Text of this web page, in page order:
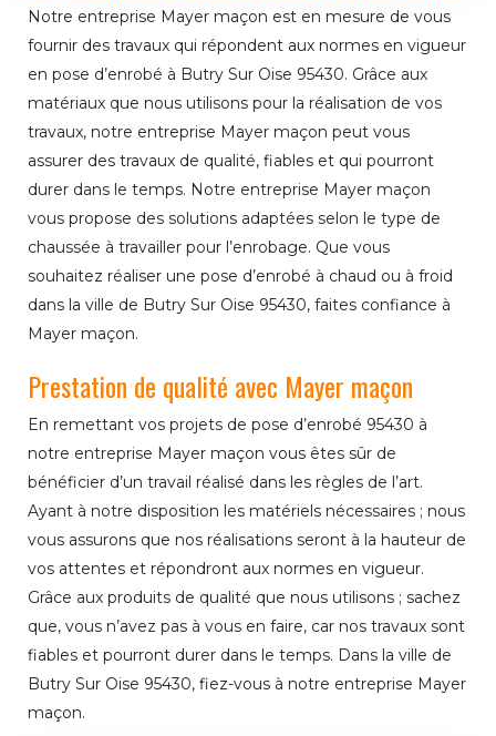
Notre entreprise Mayer maçon est en mesure de vous
fournir des travaux qui répondent aux normes en vigueur
en pose d’enrobé à Butry Sur Oise 95430. Grâce aux
matériaux que nous utilisons pour la réalisation de vos
travaux, notre entreprise Mayer maçon peut vous
assurer des travaux de qualité, fiables et qui pourront
durer dans le temps. Notre entreprise Mayer maçon
vous propose des solutions adaptées selon le type de
chaussée à travailler pour l’enrobage. Que vous
souhaitez réaliser une pose d’enrobé à chaud ou à froid
dans la ville de Butry Sur Oise 95430, faites confiance à
Mayer maçon.
Prestation de qualité avec Mayer maçon
En remettant vos projets de pose d’enrobé 95430 à
notre entreprise Mayer maçon vous êtes sûr de
bénéficier d’un travail réalisé dans les règles de l’art.
Ayant à notre disposition les matériels nécessaires ; nous
vous assurons que nos réalisations seront à la hauteur de
vos attentes et répondront aux normes en vigueur.
Grâce aux produits de qualité que nous utilisons ; sachez
que, vous n’avez pas à vous en faire, car nos travaux sont
fiables et pourront durer dans le temps. Dans la ville de
Butry Sur Oise 95430, fiez-vous à notre entreprise Mayer
maçon.